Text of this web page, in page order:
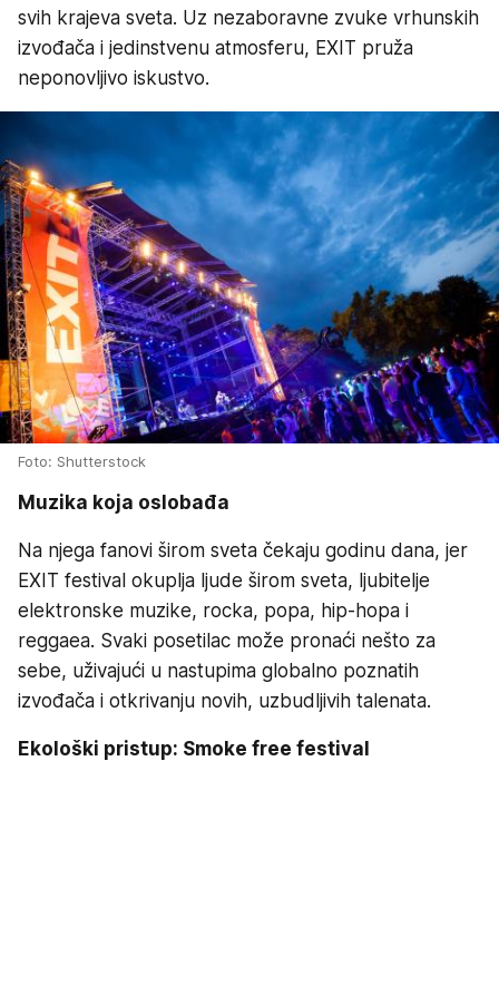
svih krajeva sveta. Uz nezaboravne zvuke vrhunskih
izvođača i jedinstvenu atmosferu, EXIT pruža
neponovljivo iskustvo.
Foto: Shutterstock
Muzika koja oslobađa
Na njega fanovi širom sveta čekaju godinu dana, jer
EXIT festival okuplja ljude širom sveta, ljubitelje
elektronske muzike, rocka, popa, hip-hopa i
reggaea. Svaki posetilac može pronaći nešto za
sebe, uživajući u nastupima globalno poznatih
izvođača i otkrivanju novih, uzbudljivih talenata.
Ekološki pristup: Smoke free festival